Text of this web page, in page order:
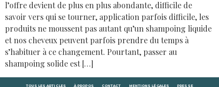
l’offre devient de plus en plus abondante, difficile de
savoir vers qui se tourner, application parfois difficile, les
produits ne moussent pas autant qu’un shampoing liquide
et nos cheveux peuvent parfois prendre du temps à
s’habituer à ce changement. Pourtant, passer au
shampoing solide est […]
TOUS LES ARTICLES À PROPOS CONTACT MENTIONS LÉGALES PRESSE